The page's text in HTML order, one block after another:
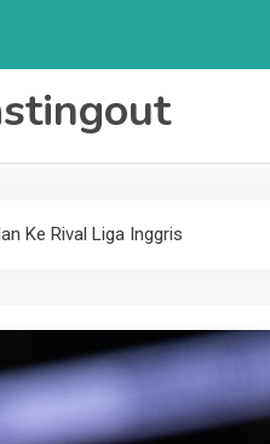
Ke Rival Liga Inggris